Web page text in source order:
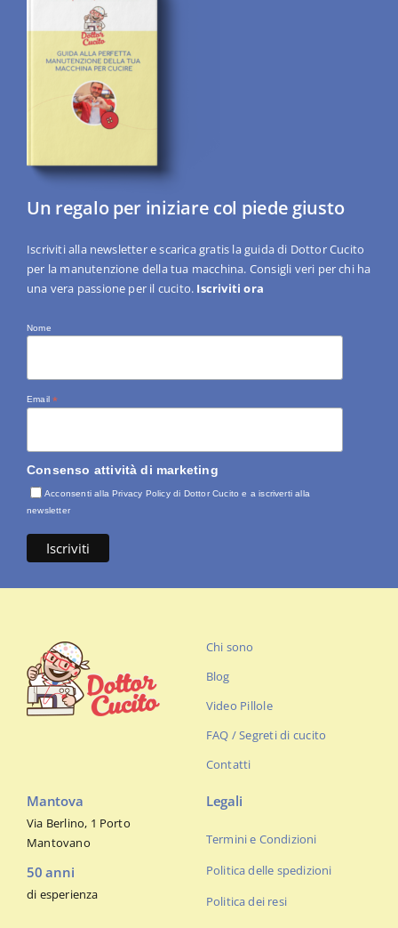
Un regalo per iniziare col piede giusto
Iscriviti alla newsletter e scarica gratis la guida di Dottor Cucito
per la manutenzione della tua macchina. Consigli veri per chi ha
una vera passione per il cucito. Iscriviti ora
Nome
Email*
Consenso attività di marketing
Acconsenti alla Privacy Policy di Dottor Cucito e a iscriverti alla
newsletter
Chi sono
Blog
Video Pillole
FAQ / Segreti di cucito
Contatti
Mantova
Via Berlino, 1 Porto
Mantovano
50 anni
di esperienza
Legali
Termini e Condizioni
Politica delle spedizioni
Politica dei resi